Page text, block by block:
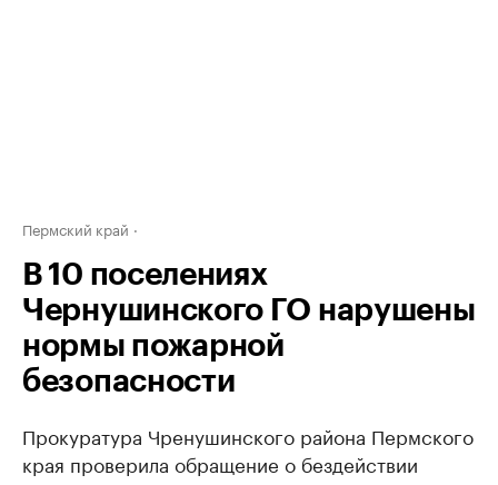
Пермский край
В 10 поселениях
Чернушинского ГО нарушены
нормы пожарной
безопасности
Прокуратура Чренушинского района Пермского
края проверила обращение о бездействии